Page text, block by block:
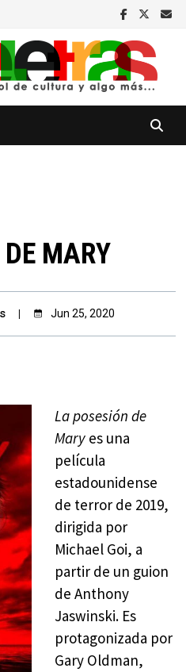
MARY
Jun 25, 2020
La posesión de
Maryes una
película
estadounidense
de terror de 2019,
dirigida por
Michael Goi, a
partir de un guion
de Anthony
Jaswinski. Es
protagonizada por
Gary Oldman,